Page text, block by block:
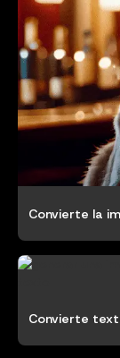
Convierte la
Convierte